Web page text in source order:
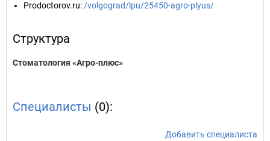
Prodoctorov.ru: /volgograd/lpu/25450-agro-plyus/
Структура
Стоматология «Агро-плюс»
Специалисты (0):
Добавить специалиста